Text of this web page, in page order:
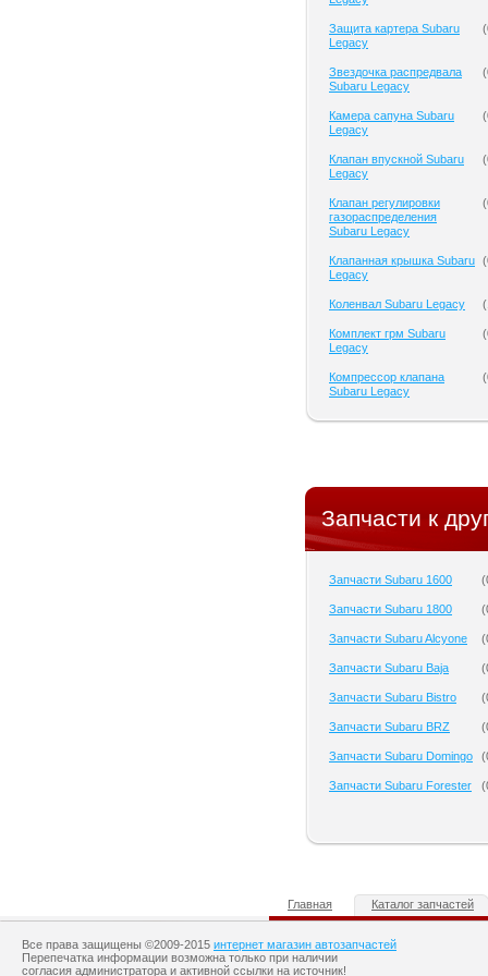
Защита картера Subaru
Legacy
(
Звездочка распредвала
Subaru Legacy
(
Камера сапуна Subaru
Legacy
(
Клапан впускной Subaru
Legacy
(
Клапан регулировки
газораспределения
Subaru Legacy
(
Клапанная крышка Subaru
Legacy
(
Коленвал Subaru Legacy (
Комплект грм Subaru
Legacy
(
Компрессор клапана
Subaru Legacy
(
Запчасти к
Запчасти Subaru 1600 (
Запчасти Subaru 1800 (
Запчасти Subaru Alcyone (
Запчасти Subaru Baja (
Запчасти Subaru Bistro (
Запчасти Subaru BRZ (
Запчасти Subaru Domingo (
Запчасти Subaru Forester (
Главная Каталог запчастей
Все права защищены ©2009-2015 интернет магазин автозапчастей
Перепечатка информации возможна только при наличии
согласия администратора и активной ссылки на источник!